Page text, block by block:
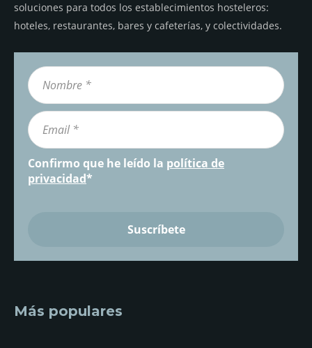
soluciones para todos los establecimientos hosteleros:
hoteles, restaurantes, bares y cafeterías, y colectividades.
Confirmo que he leído la política de
privacidad*
Más populares